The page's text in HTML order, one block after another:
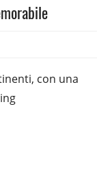
con una